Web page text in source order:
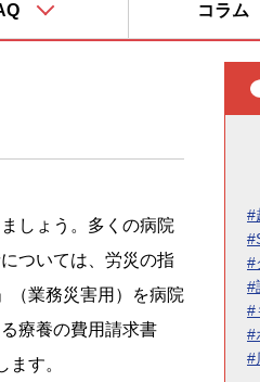
コラム
しょう。多くの病院
ついては、労災の指
（業務災害用）を病院
療養の費用請求書
す。
#
#
#
#
#
#